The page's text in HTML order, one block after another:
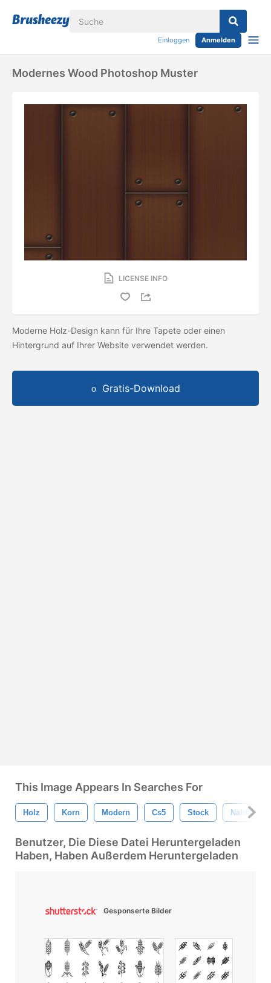
Einloggen Anmelden
Modernes Wood Photoshop Muster
LICENSE INFO
Moderne Holz-Design kann für Ihre Tapete oder einen
Hintergrund auf Ihrer Website verwendet werden.
Gratis-Download
This Image Appears In Searches For
Holz Korn Modern Cs5 Stock Nahtlos
Benutzer, Die Diese Datei Heruntergeladen
Haben, Haben Außerdem Heruntergeladen
Gesponserte Bilder